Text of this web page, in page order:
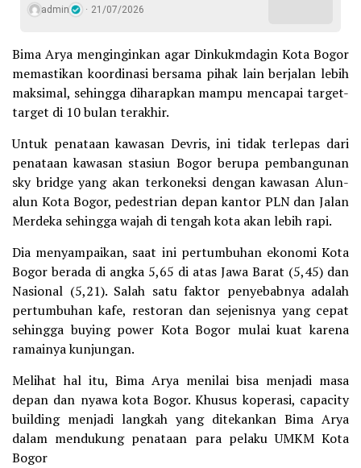
admin 21/07/2026
Bima Arya menginginkan agar Dinkukmdagin Kota Bogor
memastikan koordinasi bersama pihak lain berjalan lebih
maksimal, sehingga diharapkan mampu mencapai target-
target di 10 bulan terakhir.
Untuk penataan kawasan Devris, ini tidak terlepas dari
penataan kawasan stasiun Bogor berupa pembangunan
sky bridge yang akan terkoneksi dengan kawasan Alun-
alun Kota Bogor, pedestrian depan kantor PLN dan Jalan
Merdeka sehingga wajah di tengah kota akan lebih rapi.
Dia menyampaikan, saat ini pertumbuhan ekonomi Kota
Bogor berada di angka 5,65 di atas Jawa Barat (5,45) dan
Nasional (5,21). Salah satu faktor penyebabnya adalah
pertumbuhan kafe, restoran dan sejenisnya yang cepat
sehingga buying power Kota Bogor mulai kuat karena
ramainya kunjungan.
Melihat hal itu, Bima Arya menilai bisa menjadi masa
depan dan nyawa kota Bogor. Khusus koperasi, capacity
building menjadi langkah yang ditekankan Bima Arya
dalam mendukung penataan para pelaku UMKM Kota
Bogor